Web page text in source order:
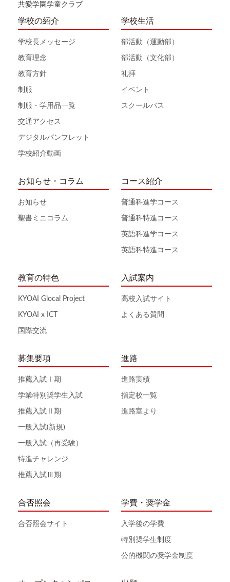
共愛学園学童クラブ
学校の紹介
学校長メッセージ
教育理念
教育方針
制服
制服・学用品一覧
交通アクセス
デジタルパンフレット
学校紹介動画
学校生活
部活動（運動部）
部活動（文化部）
礼拝
イベント
スクールバス
お知らせ・コラム
お知らせ
聖書ミニコラム
コース紹介
普通科進学コース
普通科特進コース
英語科進学コース
英語科特進コース
教育の特色
KYOAI Glocal Project
KYOAI x ICT
国際交流
入試案内
高校入試サイト
よくある質問
募集要項
推薦入試Ⅰ期
学業特別奨学生入試
推薦入試Ⅱ期
一般入試(新規)
一般入試（再受験）
特進チャレンジ
推薦入試Ⅲ期
進路
進路実績
指定校一覧
進路室より
合否照会
合否照会サイト
学費・奨学金
入学後の学費
特別奨学生制度
公的機関の奨学金制度